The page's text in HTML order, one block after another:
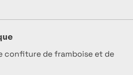
confiture de framboise et de